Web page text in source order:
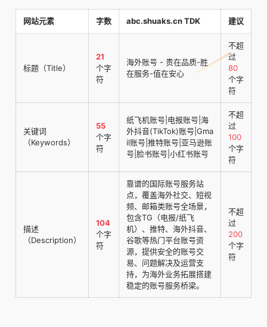
网站元素 字数 abc.shuaks.cn TDK 建议
标题（Title）
21
个字
符
海外账号 - 贵在品质-胜
在服务-值在安心
不超
过
80
个字
符
关键词
（Keywords）
55
个字
符
纸飞机账号|电报账号|海
外抖音(TikTok)账号|Gma
il账号|推特账号|亚马逊账
号|脸书账号|小红书账号
不超
过
100
个字
符
描述
（Description）
104
个字
符
靠谱的国际账号服务站
点，覆盖海外社交、短视
频、邮箱类账号全场景，
包含TG（电报/纸飞
机）、推特、海外抖音、
谷歌等热门平台账号资
源，提供安全的账号交
易、问题解决及运营支
持，为海外业务拓展搭建
稳定的账号服务桥梁。
不超
过
200
个字
符